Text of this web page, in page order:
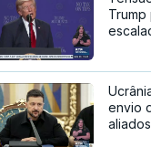
envio
aliados